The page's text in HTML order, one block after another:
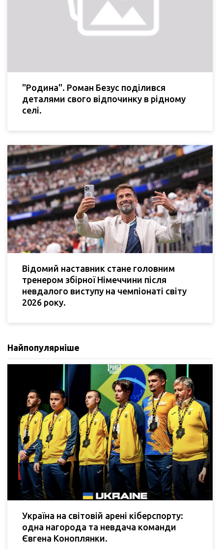
"Родина". Роман Безус поділився
деталями свого відпочинку в рідному
селі.
Відомий наставник стане головним
тренером збірної Німеччини після
невдалого виступу на чемпіонаті світу
2026 року.
Найпопулярніше
Україна на світовій арені кіберспорту:
одна нагорода та невдача команди
Євгена Коноплянки.